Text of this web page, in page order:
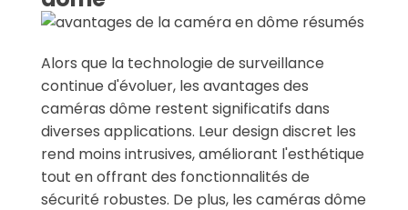
Alors que la technologie de surveillance
continue d'évoluer, les avantages des
caméras dôme restent significatifs dans
diverses applications. Leur design discret les
rend moins intrusives, améliorant l'esthétique
tout en offrant des fonctionnalités de
sécurité robustes. De plus, les caméras dôme